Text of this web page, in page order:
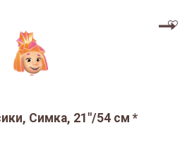
Симка, 21"/54 см *